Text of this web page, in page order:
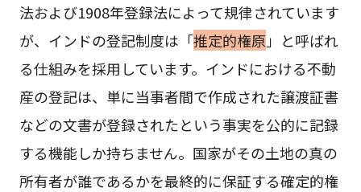
法および1908年登録法によって規律されています
が、インドの登記制度は「推定的権原 」と呼ばれ
る仕組みを採用しています。インドにおける不動
産の登記は、単に当事者間で作成された譲渡証書
などの文書が登録されたという事実を公的に記録
する機能しか持ちません。国家がその土地の真の
所有者が誰であるかを最終的に保証する確定的権